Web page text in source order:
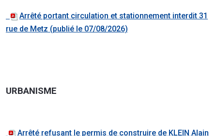
Arrêté portant circulation et stationnement interdit 31
rue de Metz (publié le 07/08/2026)
URBANISME
Arrêté refusant le permis de construire de KLEIN Alain